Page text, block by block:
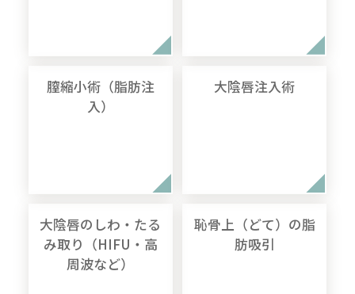
膣縮小術（脂肪注
入）
大陰唇注入術
大陰唇のしわ・たる
み取り（HIFU・高
周波など）
恥骨上（どて）の脂
肪吸引